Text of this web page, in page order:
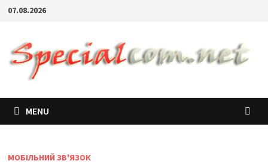
07.08.2026
MENU
МОБІЛЬНИЙ ЗВ'ЯЗОК